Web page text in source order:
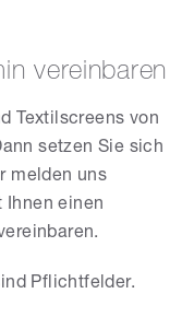
vereinbaren
Textilscreens von
setzen Sie sich
melden uns
einen
Pflichtfelder.